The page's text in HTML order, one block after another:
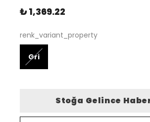
₺ 1,369.22
renk_variant_property
Gri
Stoğa Gelince